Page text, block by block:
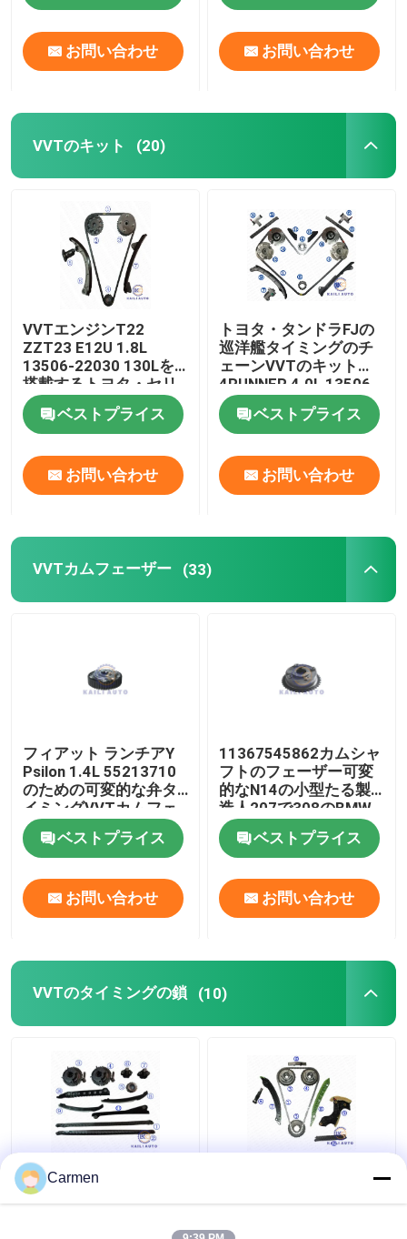
お問い合わせ お問い合わせ
VVTのキット (20)
VVTエンジンT22
ZZT23 E12U 1.8L
13506-22030 130Lを
搭載するトヨタ・セリ
カの花冠のタイミング
のチェーン キット
ベストプライス
お問い合わせ
トヨタ・タンドラFJの
巡洋艦タイミングのチ
ェーンVVTのキット
4RUNNER 4.0L 13506-
31040 178L 13507-
31020 46L
ベストプライス
お問い合わせ
VVTカムフェーザー (33)
フィアット ランチアY
Psilon 1.4L 55213710
のための可変的な弁タ
イミングVVTカムフェ
ーザー
ベストプライス
お問い合わせ
11367545862カムシャ
フトのフェーザー可変
的なN14の小型たる製
造人207で308のBMW
カムフェーザー
ベストプライス
お問い合わせ
VVTのタイミングの鎖 (10)
フォードF350 F250
F150の探険
8*122L XL1Z6L266AA
CLK Cのクラスのメルセ
M271.921の大広間Eは
Carmen